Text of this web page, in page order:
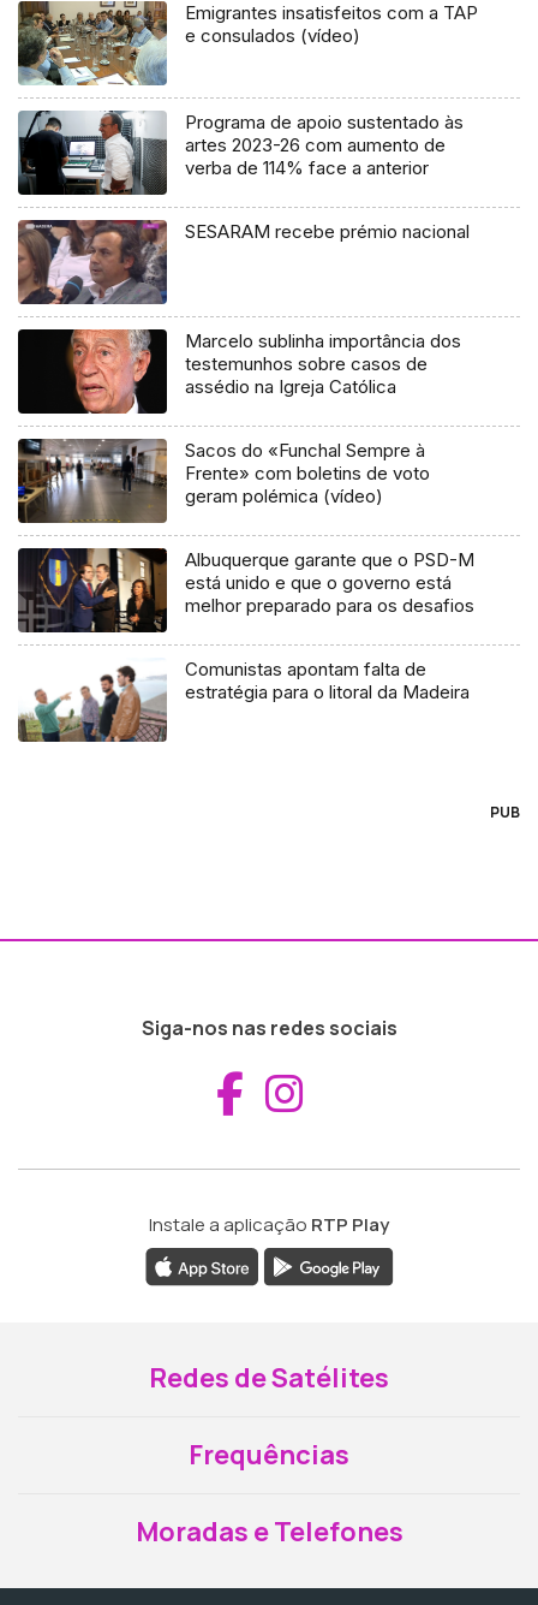
Emigrantes insatisfeitos com a TAP
e consulados (vídeo)
Programa de apoio sustentado às
artes 2023-26 com aumento de
verba de 114% face a anterior
SESARAM recebe prémio nacional
Marcelo sublinha importância dos
testemunhos sobre casos de
assédio na Igreja Católica
Sacos do «Funchal Sempre à
Frente» com boletins de voto
geram polémica (vídeo)
Albuquerque garante que o PSD-M
está unido e que o governo está
melhor preparado para os desafios
Comunistas apontam falta de
estratégia para o litoral da Madeira
PUB
Siga-nos nas redes sociais
Aceder ao
Instale a aplicação RTP Play
Redes de Satélites
Frequências
Moradas e Telefones